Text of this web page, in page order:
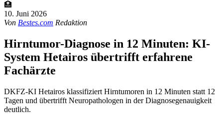
News
Über uns
Für Unternehmen
Jetzt downloaden
🏥
10. Juni 2026
Von Bestes.com Redaktion
Hirntumor-Diagnose in 12 Minuten: KI-
System Hetairos übertrifft erfahrene
Fachärzte
DKFZ-KI Hetairos klassifiziert Hirntumoren in 12 Minuten statt 12
Tagen und übertrifft Neuropathologen in der Diagnosegenauigkeit
deutlich.